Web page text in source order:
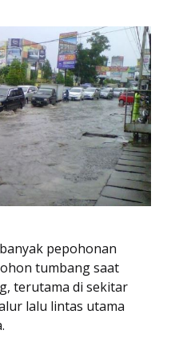
pepohonan
tumbang saat
terutama di sekitar
lalu lintas utama